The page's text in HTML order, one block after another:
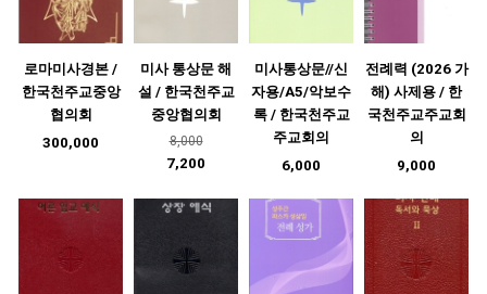
로마미사경본 /
한국천주교중앙
협의회
300,000
미사 통상문 해
설 / 한국천주교
중앙협의회
8,000
7,200
미사통상문//신
자용/A5/악보수
록 / 한국천주교
주교회의
6,000
전례력 (2026 가
해) 사제용 / 한
국천주교주교회
의
9,000